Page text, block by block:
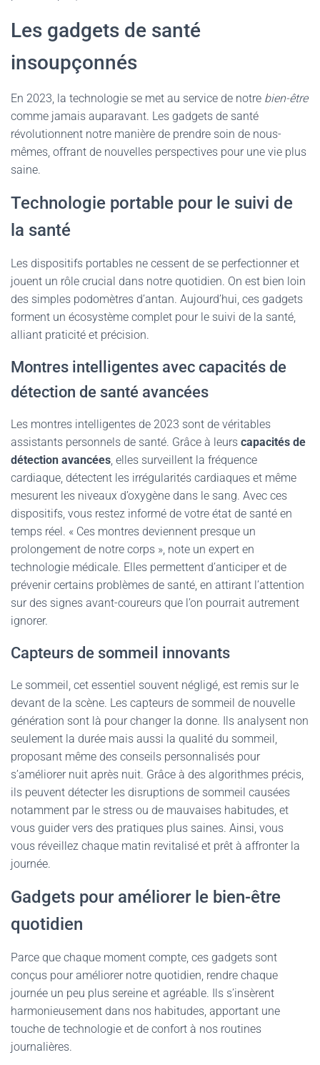
Les gadgets de santé
insoupçonnés
En 2023, la technologie se met au service de notre bien-être
comme jamais auparavant. Les gadgets de santé
révolutionnent notre manière de prendre soin de nous-
mêmes, offrant de nouvelles perspectives pour une vie plus
saine.
Technologie portable pour le suivi de
la santé
Les dispositifs portables ne cessent de se perfectionner et
jouent un rôle crucial dans notre quotidien. On est bien loin
des simples podomètres d’antan. Aujourd’hui, ces gadgets
forment un écosystème complet pour le suivi de la santé,
alliant praticité et précision.
Montres intelligentes avec capacités de
détection de santé avancées
Les montres intelligentes de 2023 sont de véritables
assistants personnels de santé. Grâce à leurs capacités de
détection avancées, elles surveillent la fréquence
cardiaque, détectent les irrégularités cardiaques et même
mesurent les niveaux d’oxygène dans le sang. Avec ces
dispositifs, vous restez informé de votre état de santé en
temps réel. « Ces montres deviennent presque un
prolongement de notre corps », note un expert en
technologie médicale. Elles permettent d’anticiper et de
prévenir certains problèmes de santé, en attirant l’attention
sur des signes avant-coureurs que l’on pourrait autrement
ignorer.
Capteurs de sommeil innovants
Le sommeil, cet essentiel souvent négligé, est remis sur le
devant de la scène. Les capteurs de sommeil de nouvelle
génération sont là pour changer la donne. Ils analysent non
seulement la durée mais aussi la qualité du sommeil,
proposant même des conseils personnalisés pour
s’améliorer nuit après nuit. Grâce à des algorithmes précis,
ils peuvent détecter les disruptions de sommeil causées
notamment par le stress ou de mauvaises habitudes, et
vous guider vers des pratiques plus saines. Ainsi, vous
vous réveillez chaque matin revitalisé et prêt à affronter la
journée.
Gadgets pour améliorer le bien-être
quotidien
Parce que chaque moment compte, ces gadgets sont
conçus pour améliorer notre quotidien, rendre chaque
journée un peu plus sereine et agréable. Ils s’insèrent
harmonieusement dans nos habitudes, apportant une
touche de technologie et de confort à nos routines
journalières.